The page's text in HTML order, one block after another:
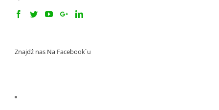
Znajdź nas Na Facebook`u